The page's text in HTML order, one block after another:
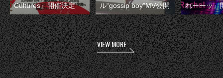
Cultures』開催決定
ル“gossip boy”MV公開
れーーッ』
VIEW MORE